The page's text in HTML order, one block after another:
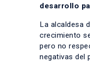
desarrollo
La alcaldesa
crecimiento
pero no
negativas del